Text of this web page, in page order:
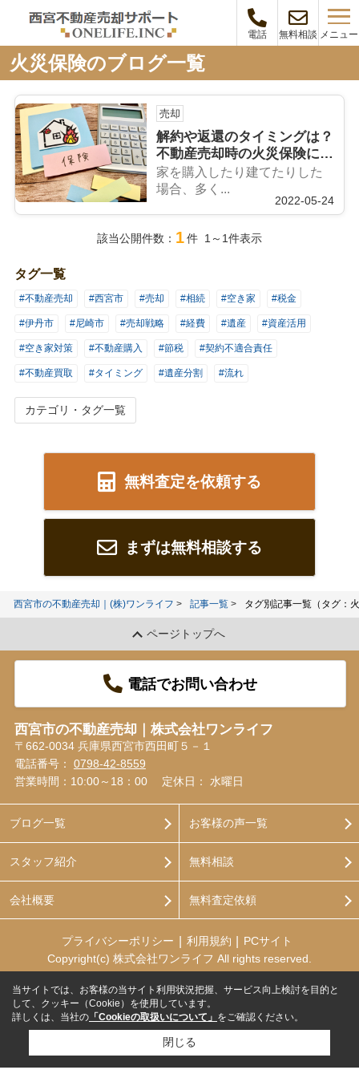
電話 無料相談 メニュー
火災保険のブログ一覧
売却
解約や返還のタイミングは？
不動産売却時の火災保険につ
いて
家を購入したり建てたりした
場合、多く...
2022-05-24
該当公開件数： 1件 1～1件表示
タグ一覧
#不動産売却 #西宮市 #売却 #相続 #空き家 #税金
#伊丹市 #尼崎市 #売却戦略 #経費 #遺産 #資産活用
#空き家対策 #不動産購入 #節税 #契約不適合責任
#不動産買取 #タイミング #遺産分割 #流れ
カテゴリ・タグ一覧
無料査定を依頼する
まずは無料相談する
西宮市の不動産売却｜(株)ワンライフ 記事一覧 タグ別記事一覧（タグ：
ページトップへ
電話でお問い合わせ
西宮市の不動産売却｜株式会社ワンライフ
〒662-0034 兵庫県西宮市西田町５－１
電話番号： 0798-42-8559
営業時間：10:00～18：00
定休日： 水曜日
ブログ一覧
スタッフ紹介
会社概要
お客様の声一覧
無料相談
無料査定依頼
プライバシーポリシー 利用規約
PCサイト
Copyright(c) 株式会社ワンライフ All rights reserved.
当サイトでは、お客様の当サイト利用状況把握、サービス向上検討を目的と
して、クッキー（Cookie）を使用しています。
詳しくは、当社の 「Cookieの取扱いについて」 をご確認ください。
閉じる